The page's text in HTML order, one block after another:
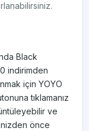
Black
indirimden
için YOYO
tıklamanız
ve
önce